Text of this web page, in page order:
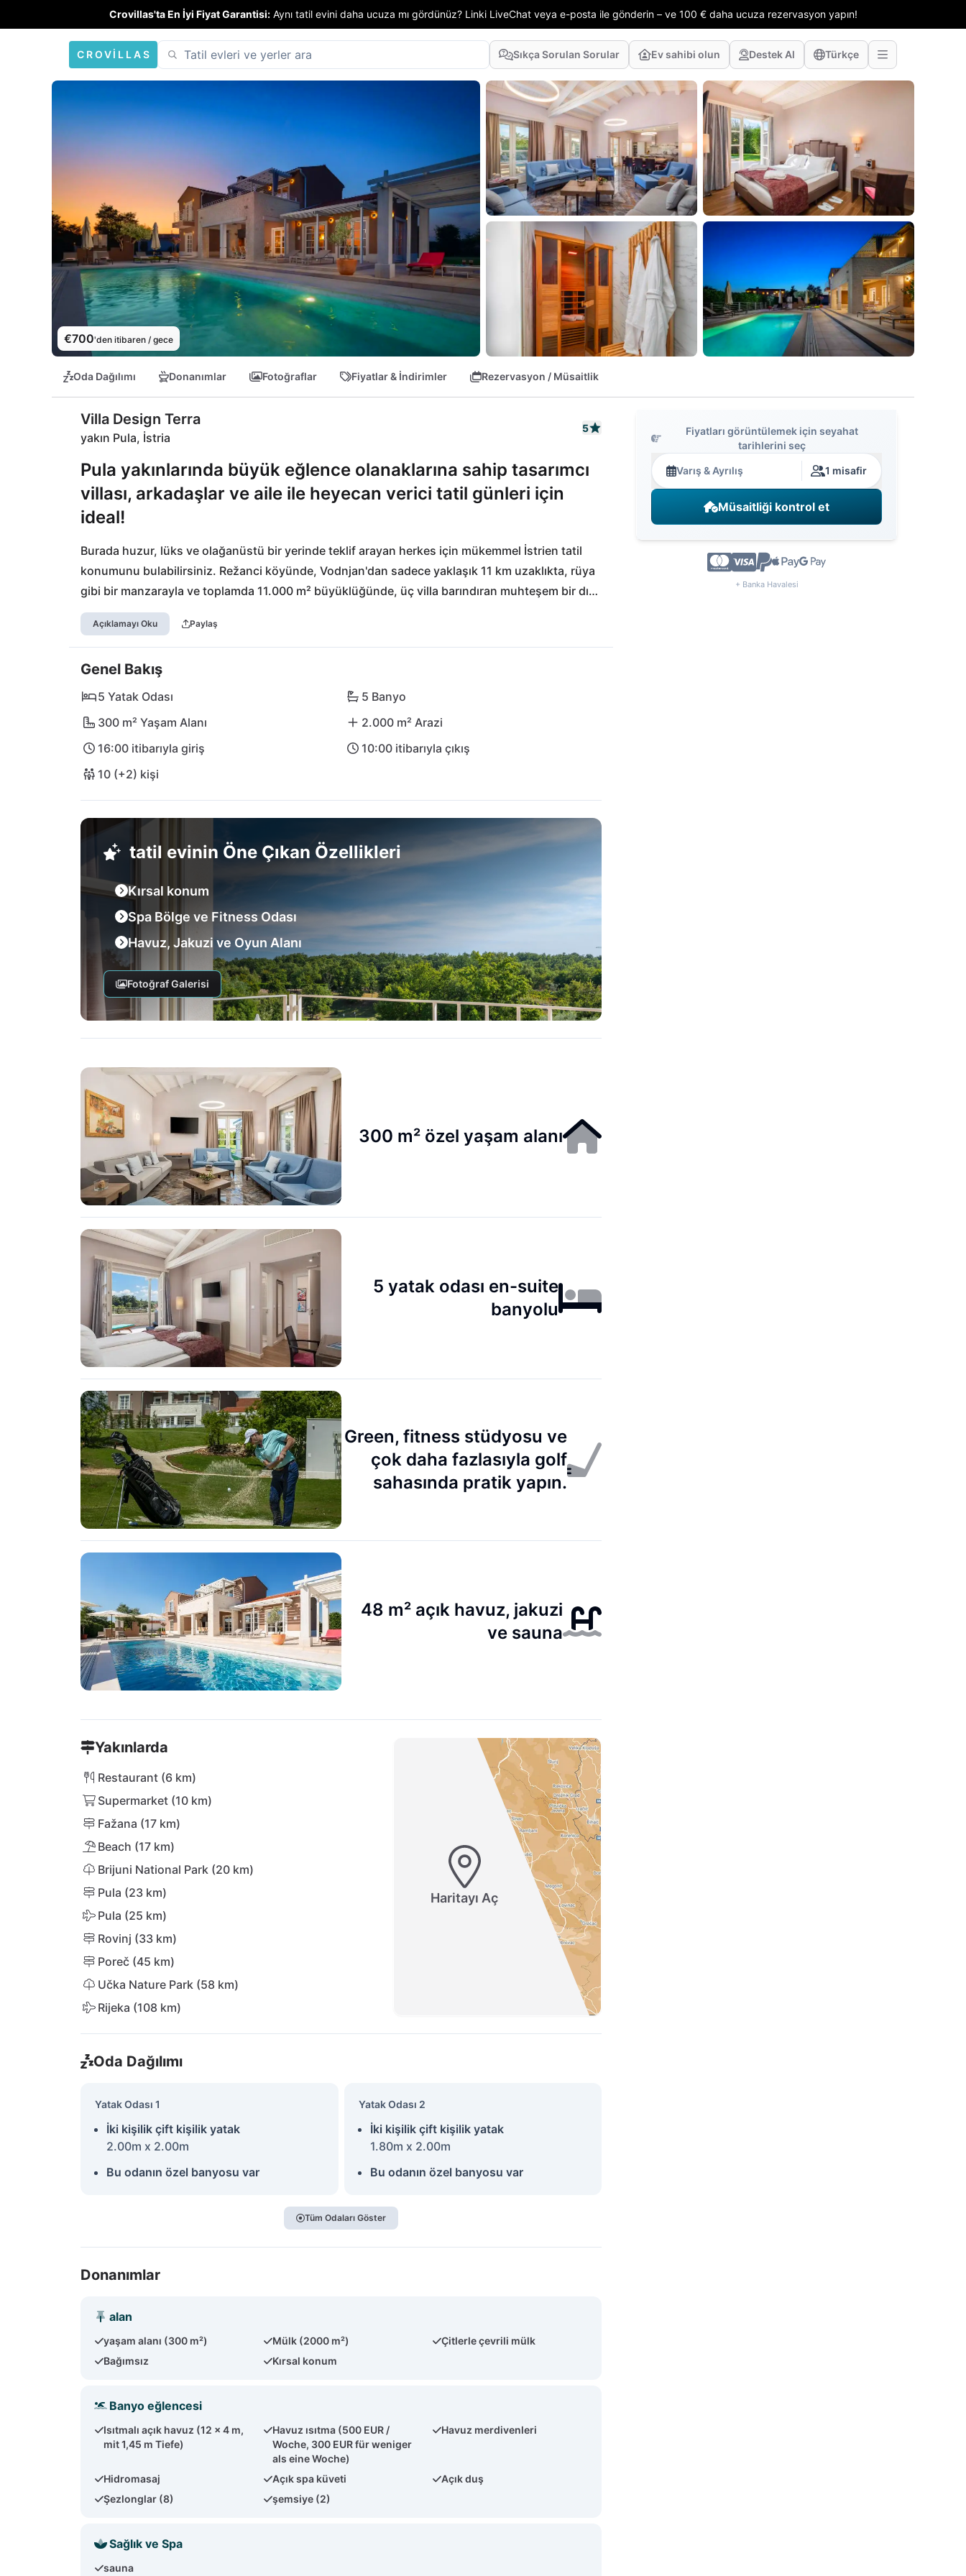
Crovillas'ta En İyi Fiyat Garantisi: Aynı tatil evini daha ucuza mı gördünüz? Linki LiveChat veya e-posta ile gönderin – ve 100 € daha ucuza rezervasyon yapın!
CROVILLAS Sıkça Sorulan Sorular Ev sahibi olun Destek Al Türkçe
€700'den itibaren / gece
Oda Dağılımı Donanımlar Fotoğraflar Fiyatlar & İndirimler Rezervasyon / Müsaitlik
Villa Design Terra
yakın Pula, İstria
5
Pula yakınlarında büyük eğlence olanaklarına sahip tasarımcı
villası, arkadaşlar ve aile ile heyecan verici tatil günleri için
ideal!
Burada huzur, lüks ve olağanüstü bir yerinde teklif arayan herkes için mükemmel İstrien tatil
konumunu bulabilirsiniz. Režanci köyünde, Vodnjan'dan sadece yaklaşık 11 km uzaklıkta, rüya
gibi bir manzarayla ve toplamda 11.000 m² büyüklüğünde, üç villa barındıran muhteşem bir dış
mekanla çevrili durumdasınız. Küçük süpermarketleri çevrede, özellikle Svetvinčenat'ta (6 km)
bulabilirsiniz, Vodnjan'da daha geniş bir seçenek mevcuttur. En yakın plaja 20 km, havaalanına
26 km uzaklıktadır.
Açıklamayı Oku Paylaş
Genel Bakış
5 Yatak Odası
5 Banyo
300 m² Yaşam Alanı
2.000 m² Arazi
16:00 itibarıyla giriş
10:00 itibarıyla çıkış
10 (+2) kişi
tatil evinin Öne Çıkan Özellikleri
Kırsal konum
Spa Bölge ve Fitness Odası
Havuz, Jakuzi ve Oyun Alanı
Fotoğraf Galerisi
300 m² özel yaşam alanı
5 yatak odası en-suite
banyolu
Green, fitness stüdyosu ve
çok daha fazlasıyla golf
sahasında pratik yapın.
48 m² açık havuz, jakuzi
ve sauna
Yakınlarda
Restaurant (6 km)
Supermarket (10 km)
Fažana (17 km)
Beach (17 km)
Brijuni National Park (20 km)
Pula (23 km)
Pula (25 km)
Rovinj (33 km)
Poreč (45 km)
Učka Nature Park (58 km)
Rijeka (108 km)
Haritayı Aç
Oda Dağılımı
Yatak Odası 1
İki kişilik çift kişilik yatak
2.00m x 2.00m
Bu odanın özel banyosu var
Yatak Odası 2
İki kişilik çift kişilik yatak
1.80m x 2.00m
Bu odanın özel banyosu var
Tüm Odaları Göster
Donanımlar
alan
yaşam alanı (300 m²) Mülk (2000 m²)
Çitlerle çevrili mülk
Bağımsız
Kırsal konum
Banyo eğlencesi
Isıtmalı açık havuz (12 x 4 m,
mit 1,45 m Tiefe)
Havuz ısıtma (500 EUR /
Woche, 300 EUR für weniger
als eine Woche)
Havuz merdivenleri
Hidromasaj Açık spa küveti
Açık duş
Şezlonglar (8)
şemsiye (2)
Sağlık ve Spa
sauna
Fiyatları görüntülemek için seyahat
tarihlerini seç
Varış & Ayrılış 1 misafir
Müsaitliği kontrol et
+ Banka Havalesi